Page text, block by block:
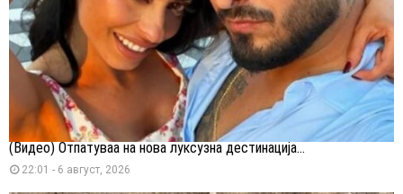
(Видео) Отпатуваа на нова луксузна дестинација...
22:01 - 6 август, 2026